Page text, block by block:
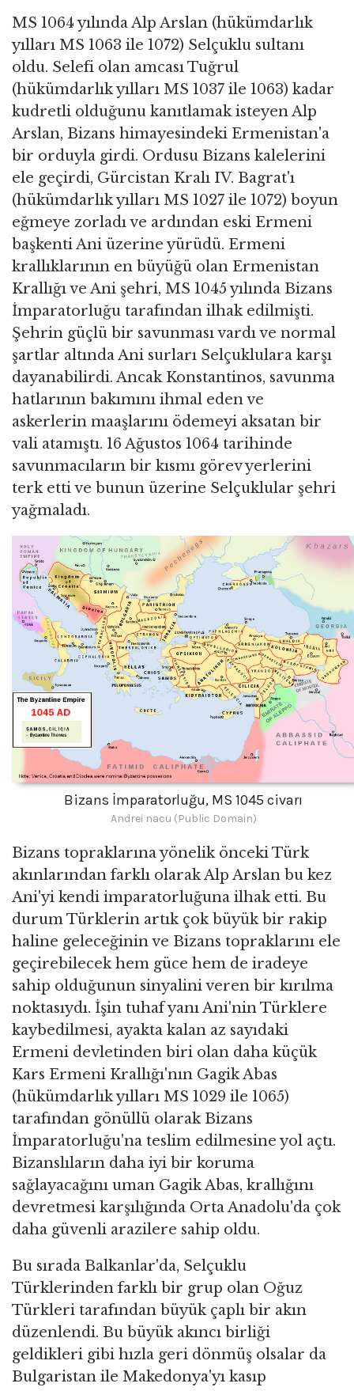
MS 1064 yılında Alp Arslan (hükümdarlık
yılları MS 1063 ile 1072) Selçuklu sultanı
oldu. Selefi olan amcası Tuğrul
(hükümdarlık yılları MS 1037 ile 1063) kadar
kudretli olduğunu kanıtlamak isteyen Alp
Arslan, Bizans himayesindeki Ermenistan'a
bir orduyla girdi. Ordusu Bizans kalelerini
ele geçirdi, Gürcistan Kralı IV. Bagrat'ı
(hükümdarlık yılları MS 1027 ile 1072) boyun
eğmeye zorladı ve ardından eski Ermeni
başkenti Ani üzerine yürüdü. Ermeni
krallıklarının en büyüğü olan Ermenistan
Krallığı ve Ani şehri, MS 1045 yılında Bizans
İmparatorluğu tarafından ilhak edilmişti.
Şehrin güçlü bir savunması vardı ve normal
şartlar altında Ani surları Selçuklulara karşı
dayanabilirdi. Ancak Konstantinos, savunma
hatlarının bakımını ihmal eden ve
askerlerin maaşlarını ödemeyi aksatan bir
vali atamıştı. 16 Ağustos 1064 tarihinde
savunmacıların bir kısmı görev yerlerini
terk etti ve bunun üzerine Selçuklular şehri
yağmaladı.
Bizans İmparatorluğu, MS 1045 civarı
Andrei nacu (Public Domain)
Bizans topraklarına yönelik önceki Türk
akınlarından farklı olarak Alp Arslan bu kez
Ani'yi kendi imparatorluğuna ilhak etti. Bu
durum Türklerin artık çok büyük bir rakip
haline geleceğinin ve Bizans topraklarını ele
geçirebilecek hem güce hem de iradeye
sahip olduğunun sinyalini veren bir kırılma
noktasıydı. İşin tuhaf yanı Ani'nin Türklere
kaybedilmesi, ayakta kalan az sayıdaki
Ermeni devletinden biri olan daha küçük
Kars Ermeni Krallığı'nın Gagik Abas
(hükümdarlık yılları MS 1029 ile 1065)
tarafından gönüllü olarak Bizans
İmparatorluğu'na teslim edilmesine yol açtı.
Bizanslıların daha iyi bir koruma
sağlayacağını uman Gagik Abas, krallığını
devretmesi karşılığında Orta Anadolu'da çok
daha güvenli arazilere sahip oldu.
Bu sırada Balkanlar'da, Selçuklu
Türklerinden farklı bir grup olan Oğuz
Türkleri tarafından büyük çaplı bir akın
düzenlendi. Bu büyük akıncı birliği
geldikleri gibi hızla geri dönmüş olsalar da
Bulgaristan ile Makedonya'yı kasıp